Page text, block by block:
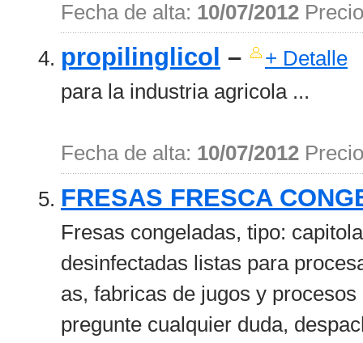
Fecha de alta: 10/07/2012
propilinglicol – + Detalle
para la industria agricola ...
Fecha de alta: 10/07/2012
FRESAS FRESCA
Fresas congeladas, tipo:
desinfectadas listas para
as, fabricas de jugos y
pregunte cualquier duda,